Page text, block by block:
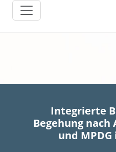
Integrierte
Begehung
und